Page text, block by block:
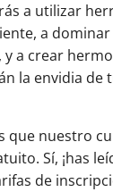
a utilizar
a
y a crear
la envidia de
que nuestro
Sí, ¡has
de